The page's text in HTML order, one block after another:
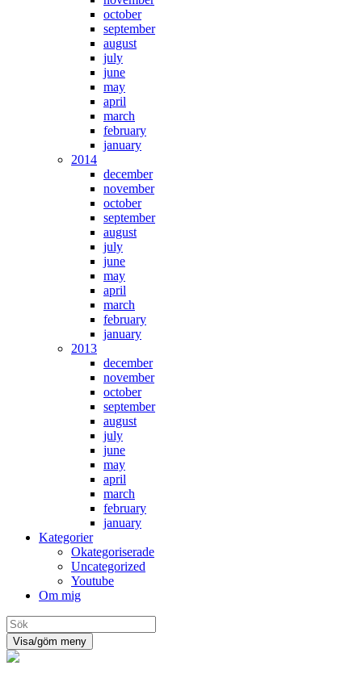
october
september
august
july
june
may
april
march
february
january
2014
december
november
october
september
august
july
june
may
april
march
february
january
2013
december
november
october
september
august
july
june
may
april
march
february
january
Kategorier
Okategoriserade
Uncategorized
Youtube
Om mig
Visa/göm meny